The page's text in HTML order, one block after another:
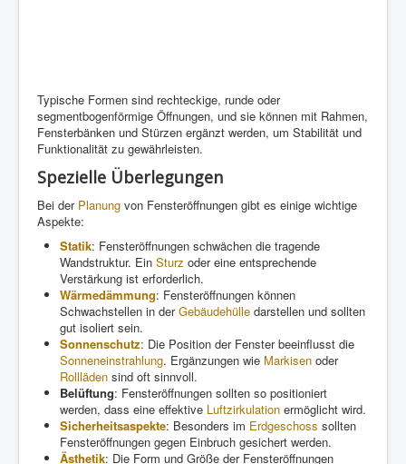
Typische Formen sind rechteckige, runde oder
segmentbogenförmige Öffnungen, und sie können mit Rahmen,
Fensterbänken und Stürzen ergänzt werden, um Stabilität und
Funktionalität zu gewährleisten.
Spezielle Überlegungen
Bei der Planung von Fensteröffnungen gibt es einige wichtige
Aspekte:
Statik: Fensteröffnungen schwächen die tragende
Wandstruktur. Ein Sturz oder eine entsprechende
Verstärkung ist erforderlich.
Wärmedämmung: Fensteröffnungen können
Schwachstellen in derGebäudehülle darstellen und sollten
gut isoliert sein.
Sonnenschutz: Die Position der Fenster beeinflusst die
Sonneneinstrahlung. Ergänzungen wie Markisen oder
Rollläden sind oft sinnvoll.
Belüftung: Fensteröffnungen sollten so positioniert
werden, dass eine effektive Luftzirkulation ermöglicht wird.
Sicherheitsaspekte: Besonders im Erdgeschoss sollten
Fensteröffnungen gegen Einbruch gesichert werden.
Ästhetik: Die Form und Größe der Fensteröffnungen